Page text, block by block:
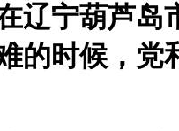
辽宁葫芦岛
的时候，